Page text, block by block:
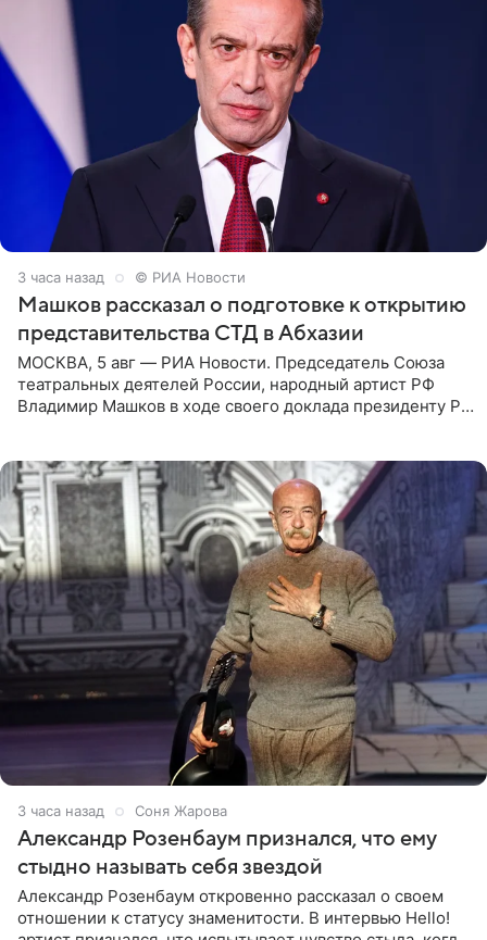
3 часа назад © РИА Новости
Машков рассказал о подготовке к открытию
представительства СТД в Абхазии
МОСКВА, 5 авг — РИА Новости. Председатель Союза
театральных деятелей России, народный артист РФ
Владимир Машков в ходе своего доклада президенту РФ
3 часа назад Соня Жарова
Александр Розенбаум признался, что ему
стыдно называть себя звездой
Александр Розенбаум откровенно рассказал о своем
отношении к статусу знаменитости. В интервью Hello!